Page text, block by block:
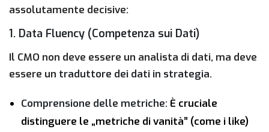
assolutamente decisive:
1. Data Fluency (Competenza sui Dati)
Il CMO non deve essere un analista di dati, ma deve
essere un traduttore dei dati in strategia.
Comprensione delle metriche: È cruciale
distinguere le „metriche di vanità” (come i like)